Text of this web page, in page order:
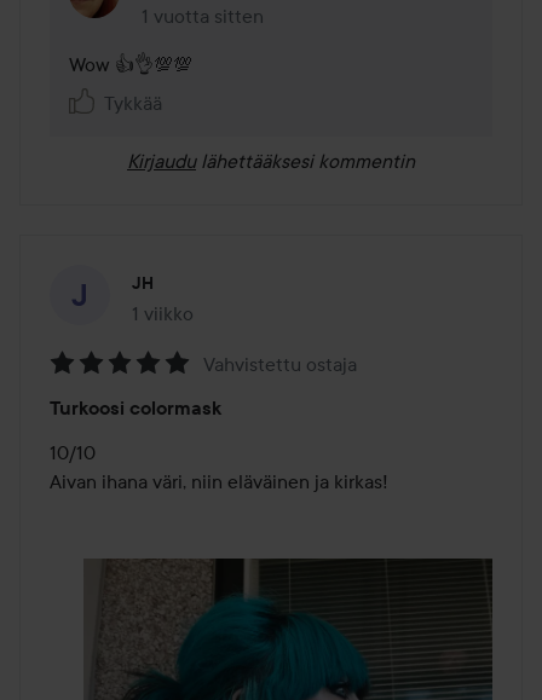
1 vuotta sitten
Kommentti lisättiin 1 vuotta sitten
Wow 👍👌💯💯
Tykkää
Kirjaudu lähettääksesi kommentin
JH
1 viikko
Viesti luotiin 1 viikko
5
/
5
Vahvistettu ostaja
Turkoosi colormask
10/10
Aivan ihana väri, niin eläväinen ja kirkas!